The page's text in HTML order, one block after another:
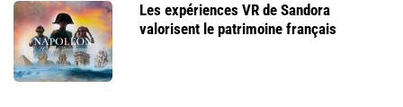
Les expériences VR de Sandora
valorisent le patrimoine français